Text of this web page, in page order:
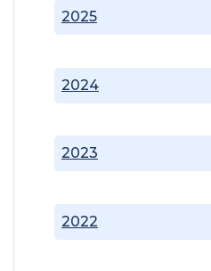
2022
2023
2024
2025